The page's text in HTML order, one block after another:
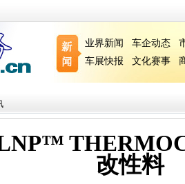
业界新闻 车企动态
车展快报
文化赛事
改性料